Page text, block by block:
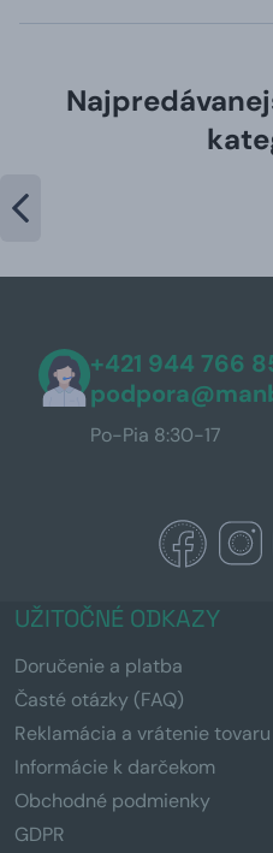
+421 944 766
Po-Pia 8:30-17
UŽITOČNÉ ODKAZY
Doručenie a platba
Časté otázky (FAQ)
Reklamácia a vrátenie tovaru
Informácie k darčekom
Obchodné podmienky
GDPR